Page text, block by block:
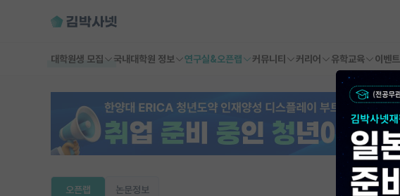
대학원생 모집 국내대학원 정보 연구실&오픈랩 커뮤니티 커리어 유학교육 이벤트
오픈랩 논문정보